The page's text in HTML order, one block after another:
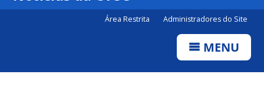
Área Restrita Administradores do Site
MENU